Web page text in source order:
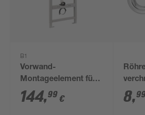
B1
Vorwand-
Montageelement für
WC
144,99 €
mm
8,